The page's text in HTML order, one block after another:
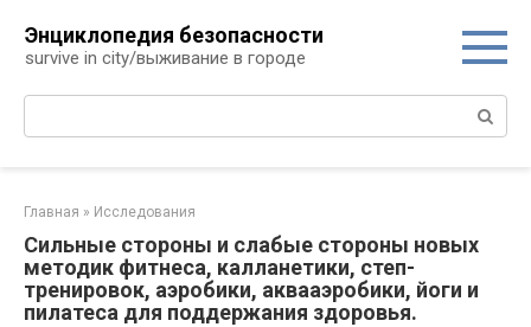
контенту
Энциклопедия безопасности
survive in city/выживание в городе
Поиск:
Главная » Исследования
Сильные стороны и слабые стороны новых
методик фитнеса, калланетики, степ-
тренировок, аэробики, аквааэробики, йоги и
пилатеса для поддержания здоровья.